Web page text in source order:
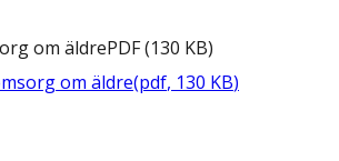
om äldrePDF(130 KB)
om äldre(pdf, 130 KB)